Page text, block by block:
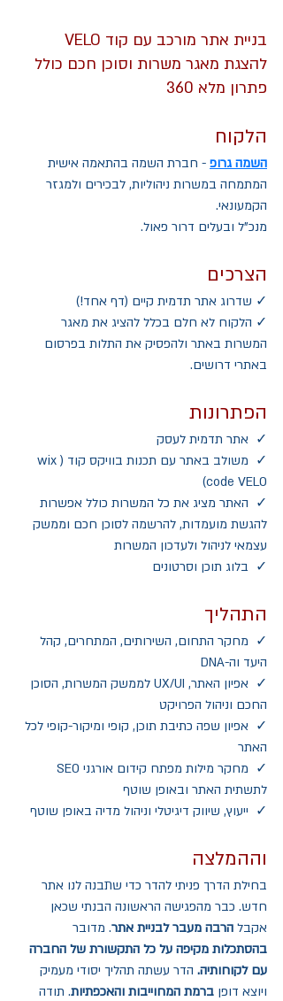
להצגת מאגר משרות וסוכן חכם כולל
פתרון מלא 360
הלקוח
השמה גרופ - חברת השמה בהתאמה אישית
המתמחה במשרות ניהוליות, לבכירים ולמגזר
הקמעונאי.
מנכ"ל ובעלים דרור פאול.
הצרכים
✓ שדרוג אתר תדמית קיים (דף אחד!)
✓ הלקוח לא חלם בכלל להציג את מאגר
המשרות באתר ולהפסיק את התלות בפרסום
באתרי דרושים.
הפתרונות
✓  אתר תדמית לעסק
✓  משולב באתר עם תכנות בוויקס קוד (wix
code VELO)
✓  האתר מציג את כל המשרות כולל אפשרות
להגשת מועמדות, להרשמה לסוכן חכם וממשק
עצמאי לניהול ולעדכון המשרות
✓  בלוג תוכן וסרטונים
התהליך
✓  מחקר התחום, השירותים, המתחרים, קהל
היעד וה-DNA
✓  אפיון האתר, UX/UI לממשק המשרות, הסוכן
החכם וניהול הפרויקט
✓  אפיון שפה כתיבת תוכן, קופי ומיקור-קופי לכל
האתר
לתשתית האתר ובאופן שוטף
✓  ייעוץ, שיווק דיגיטלי וניהול מדיה באופן שוטף
וההמלצה
בחילת הדרך פניתי להדר כדי שתבנה לנו אתר
חדש. כבר מהפגישה הראשונה הבנתי שכאן
אקבל הרבה מעבר לבניית אתר. מדובר
בהסתכלות מקיפה על כל התקשורת של החברה
עם לקוחותיה. הדר עשתה תהליך יסודי מעמיק
ויוצא דופן ברמת המחוייבות והאכפתיות. תודה